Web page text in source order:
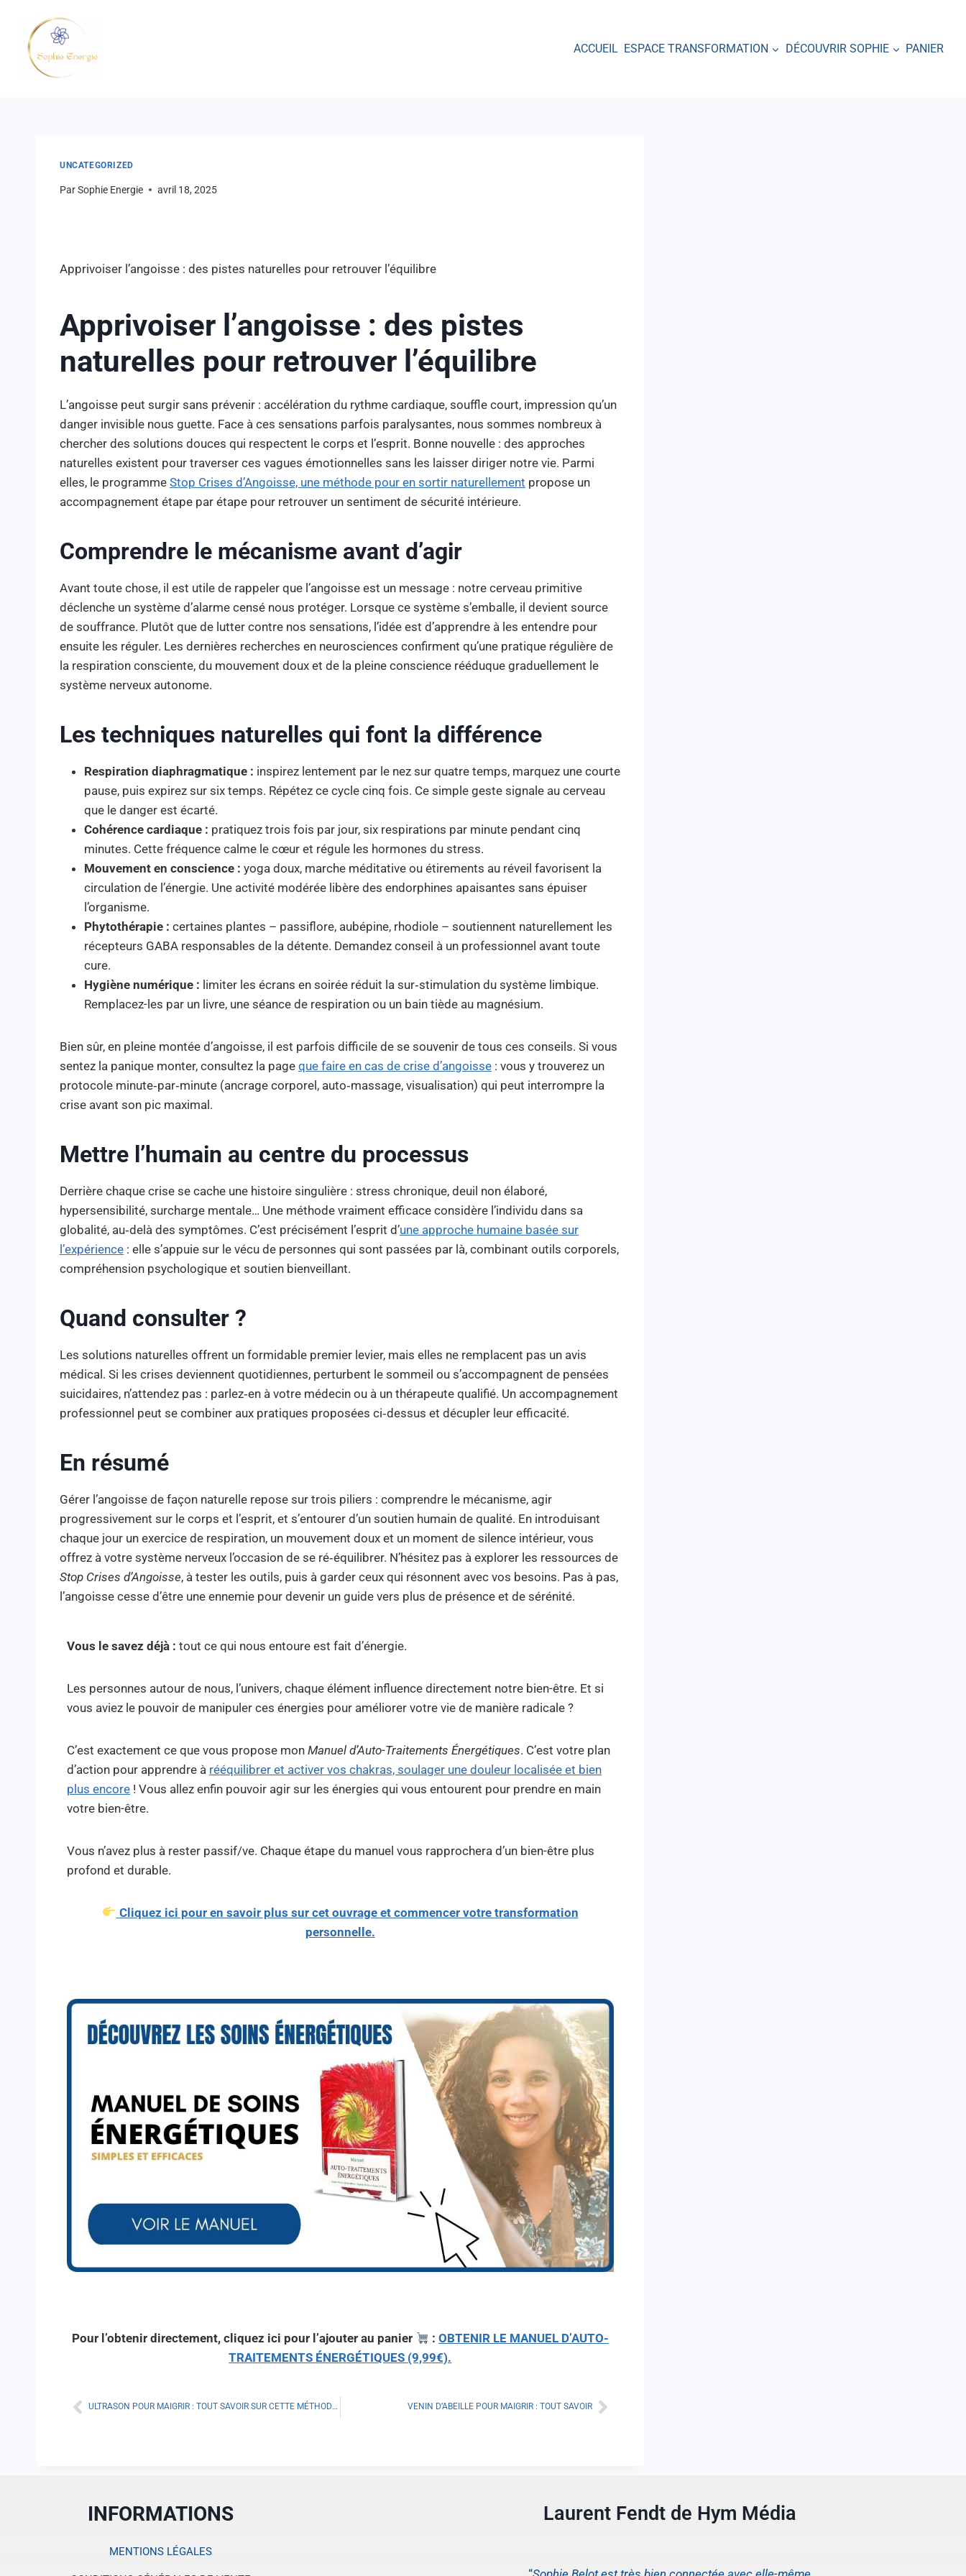
ACCUEIL ESPACE TRANSFORMATION DÉCOUVRIR SOPHIE PANIER
UNCATEGORIZED
ParSophie Energie avril 18, 2025
Apprivoiser l’angoisse : des pistes naturelles pour retrouver l’équilibre
Apprivoiser l’angoisse : des pistes
naturelles pour retrouver l’équilibre
L’angoisse peut surgir sans prévenir : accélération du rythme cardiaque, souffle court, impression qu’un
danger invisible nous guette. Face à ces sensations parfois paralysantes, nous sommes nombreux à
chercher des solutions douces qui respectent le corps et l’esprit. Bonne nouvelle : des approches
naturelles existent pour traverser ces vagues émotionnelles sans les laisser diriger notre vie. Parmi
elles, le programme Stop Crises d’Angoisse, une méthode pour en sortir naturellement propose un
accompagnement étape par étape pour retrouver un sentiment de sécurité intérieure.
Comprendre le mécanisme avant d’agir
Avant toute chose, il est utile de rappeler que l’angoisse est un message : notre cerveau primitive
déclenche un système d’alarme censé nous protéger. Lorsque ce système s’emballe, il devient source
de souffrance. Plutôt que de lutter contre nos sensations, l’idée est d’apprendre à les entendre pour
ensuite les réguler. Les dernières recherches en neurosciences confirment qu’une pratique régulière de
la respiration consciente, du mouvement doux et de la pleine conscience rééduque graduellement le
système nerveux autonome.
Les techniques naturelles qui font la différence
Respiration diaphragmatique : inspirez lentement par le nez sur quatre temps, marquez une courte
pause, puis expirez sur six temps. Répétez ce cycle cinq fois. Ce simple geste signale au cerveau
que le danger est écarté.
Cohérence cardiaque : pratiquez trois fois par jour, six respirations par minute pendant cinq
minutes. Cette fréquence calme le cœur et régule les hormones du stress.
Mouvement en conscience : yoga doux, marche méditative ou étirements au réveil favorisent la
circulation de l’énergie. Une activité modérée libère des endorphines apaisantes sans épuiser
l’organisme.
Phytothérapie : certaines plantes – passiflore, aubépine, rhodiole – soutiennent naturellement les
récepteurs GABA responsables de la détente. Demandez conseil à un professionnel avant toute
cure.
Hygiène numérique : limiter les écrans en soirée réduit la sur‑stimulation du système limbique.
Remplacez-les par un livre, une séance de respiration ou un bain tiède au magnésium.
Bien sûr, en pleine montée d’angoisse, il est parfois difficile de se souvenir de tous ces conseils. Si vous
sentez la panique monter, consultez la page que faire en cas de crise d’angoisse : vous y trouverez un
protocole minute‑par‑minute (ancrage corporel, auto‑massage, visualisation) qui peut interrompre la
crise avant son pic maximal.
Mettre l’humain au centre du processus
Derrière chaque crise se cache une histoire singulière : stress chronique, deuil non élaboré,
hypersensibilité, surcharge mentale… Une méthode vraiment efficace considère l’individu dans sa
globalité, au‑delà des symptômes. C’est précisément l’esprit d’une approche humaine basée sur
l’expérience : elle s’appuie sur le vécu de personnes qui sont passées par là, combinant outils corporels,
compréhension psychologique et soutien bienveillant.
Quand consulter ?
Les solutions naturelles offrent un formidable premier levier, mais elles ne remplacent pas un avis
médical. Si les crises deviennent quotidiennes, perturbent le sommeil ou s’accompagnent de pensées
suicidaires, n’attendez pas : parlez‑en à votre médecin ou à un thérapeute qualifié. Un accompagnement
professionnel peut se combiner aux pratiques proposées ci‑dessus et décupler leur efficacité.
En résumé
Gérer l’angoisse de façon naturelle repose sur trois piliers : comprendre le mécanisme, agir
progressivement sur le corps et l’esprit, et s’entourer d’un soutien humain de qualité. En introduisant
chaque jour un exercice de respiration, un mouvement doux et un moment de silence intérieur, vous
offrez à votre système nerveux l’occasion de se ré‑équilibrer. N’hésitez pas à explorer les ressources de
Stop Crises d’Angoisse, à tester les outils, puis à garder ceux qui résonnent avec vos besoins. Pas à pas,
l’angoisse cesse d’être une ennemie pour devenir un guide vers plus de présence et de sérénité.
Vous le savez déjà : tout ce qui nous entoure est fait d’énergie.
Les personnes autour de nous, l’univers, chaque élément influence directement notre bien-être. Et si
vous aviez le pouvoir de manipuler ces énergies pour améliorer votre vie de manière radicale ?
C’est exactement ce que vous propose mon Manuel d’Auto-Traitements Énergétiques. C’est votre plan
d’action pour apprendre à rééquilibrer et activer vos chakras, soulager une douleur localisée et bien
plus encore ! Vous allez enfin pouvoir agir sur les énergies qui vous entourent pour prendre en main
votre bien-être.
Vous n’avez plus à rester passif/ve. Chaque étape du manuel vous rapprochera d’un bien-être plus
profond et durable.
Cliquez ici pour en savoir plus sur cet ouvrage et commencer votre transformation
personnelle.
Pour l’obtenir directement, cliquez ici pour l’ajouter au panier : OBTENIR LE MANUEL D’AUTO-
TRAITEMENTS ÉNERGÉTIQUES (9,99€).
ULTRASON POUR MAIGRIR : TOUT SAVOIR SUR CETTE MÉTHODE INNOVANTE VENIN D’ABEILLE POUR MAIGRIR : TOUT SAVOIR
INFORMATIONS
MENTIONS LÉGALES
Laurent Fendt de Hym Média